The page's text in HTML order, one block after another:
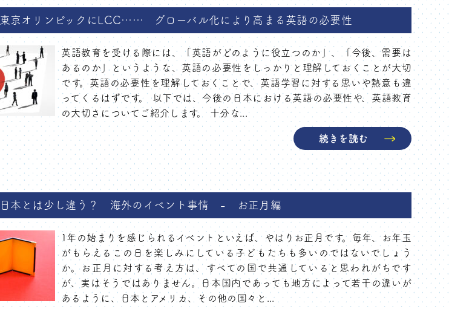
東京オリンピックにLCC…… グローバル化により高まる英語の必要性
英語教育を受ける際には、「英語がどのように役立つのか」、「今後、需要は
あるのか」というような、英語の必要性をしっかりと理解しておくことが大切
です。英語の必要性を理解しておくことで、英語学習に対する思いや熱意も違
ってくるはずです。 以下では、今後の日本における英語の必要性や、英語教育
の大切さについてご紹介します。 十分な...
続きを読む
日本とは少し違う？ 海外のイベント事情 - お正月編
1年の始まりを感じられるイベントといえば、やはりお正月です。毎年、お年玉
がもらえるこの日を楽しみにしている子どもたちも多いのではないでしょう
か。お正月に対する考え方は、すべての国で共通していると思われがちです
が、実はそうではありません。日本国内であっても地方によって若干の違いが
あるように、日本とアメリカ、その他の国々と...